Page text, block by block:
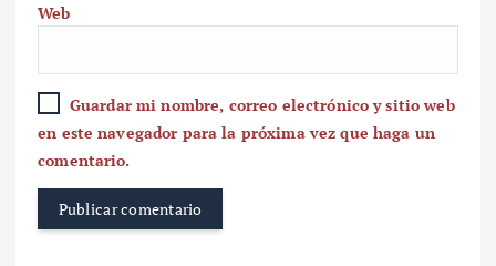
Web
Guardar mi nombre, correo electrónico y sitio web
en este navegador para la próxima vez que haga un
comentario.